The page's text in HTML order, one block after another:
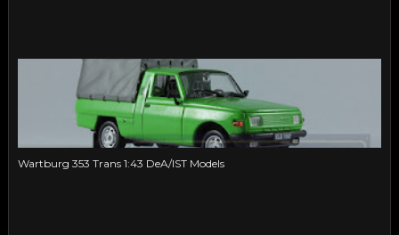
Wartburg 353 Trans 1:43 DeA/IST Models